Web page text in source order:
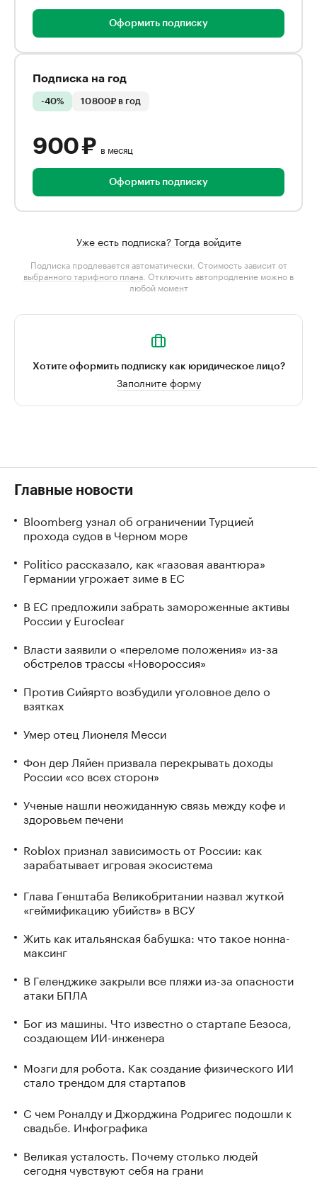
Оформить подписку
Подписка на год
-40% 10 800₽ в год
900 ₽ в месяц
Оформить подписку
Уже есть подписка? Тогда войдите
Подписка продлевается автоматически. Стоимость зависит от
выбранного тарифного плана . Отключить автопродление можно в
любой момент
Хотите оформить подписку как юридическое лицо?
Заполните форму
Главные новости
Bloomberg узнал об ограничении Турцией
прохода судов в Черном море
Politico рассказало, как «газовая авантюра»
Германии угрожает зиме в ЕС
В ЕС предложили забрать замороженные активы
России у Euroclear
Власти заявили о «переломе положения» из-за
обстрелов трассы «Новороссия»
Против Сийярто возбудили уголовное дело о
взятках
Умер отец Лионеля Месси
Фон дер Ляйен призвала перекрывать доходы
России «со всех сторон»
Ученые нашли неожиданную связь между кофе и
здоровьем печени
Roblox признал зависимость от России: как
зарабатывает игровая экосистема
Глава Генштаба Великобритании назвал жуткой
«геймификацию убийств» в ВСУ
Жить как итальянская бабушка: что такое нонна-
максинг
В Геленджике закрыли все пляжи из-за опасности
атаки БПЛА
Бог из машины. Что известно о стартапе Безоса,
создающем ИИ-инженера
Мозги для робота. Как создание физического ИИ
стало трендом для стартапов
С чем Роналду и Джорджина Родригес подошли к
свадьбе. Инфографика
Великая усталость. Почему столько людей
сегодня чувствуют себя на грани